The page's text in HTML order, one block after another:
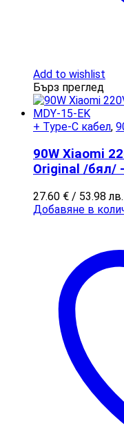
Add to wishlist
Бърз преглед
+ Type-C кабел,
90W Xiaomi
Original /бял/
27.60 € / 53.98 лв.
Добавяне в